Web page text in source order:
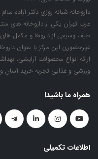
داروخانه شبانه روزی دکتر آزاده
غرب تهران یکی از داروخانه های
طیف وسیعی از داروها و مکمل
غیرحضوری این مرکز با عنوان
ارائه انواع محصولات آرایشی،
ورزشی و غذایی تجربه خرید آسان و
همراه ما باشید!
اطلاعات تکمیلی